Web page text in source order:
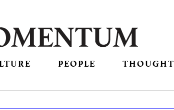
PEOPLE THOUGHT